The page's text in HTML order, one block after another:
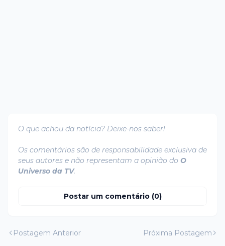
O que achou da notícia? Deixe-nos saber!
Os comentários são de responsabilidade exclusiva de
seus autores e não representam a opinião do O
Universo da TV.
Postar um comentário (0)
Postagem Anterior Próxima Postagem